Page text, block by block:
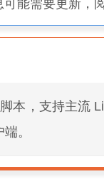
能需要更新，
本，支持主流
。